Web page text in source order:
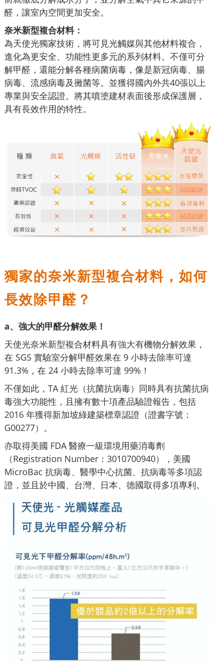
醛，讓室內空間更加安全。
奈米新型複合材料：
為天使光獨家技術，將可見光觸媒與其他材料複合，
進化為更安全、功能性更多元的系列材料。不僅可分
解甲醛，還能分解各種病菌病毒，像是新冠病毒、腸
病毒、流感病毒及黴菌等。並獲得國內外共40張以上
專業與安全認證。將其噴塗建材表面後形成保護層，
具有長效作用的特性。
獨家的奈米新型複合材料，如何
長效除甲醛？
a、強大的甲醛分解效果！
天使光奈米新型複合材料具有強大有機物分解效果，
在 SGS 實驗室分解甲醛效果在 9 小時去除率可達
91.3%，在 24 小時去除率可達 99%！
不僅如此，TA 紅光（抗菌抗病毒）同時具有抗菌抗病
毒強大功能性，且擁有數十項產品驗證報告，包括
2016 年獲得新加坡綠建築標章認證（證書字號：
G00277）。
亦取得美國 FDA 醫療一級環境用藥消毒劑
（Registration Number：3010700940），美國
MicroBac 抗病毒、醫學中心抗菌、抗病毒等多項認
證，並且於中國、台灣、日本、德國取得多項專利。